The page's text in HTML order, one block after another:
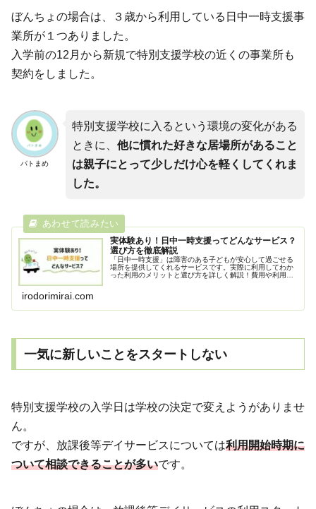
ぼんちょの場合は、３歳から利用している日中一時支援事
業所が１つありました。
入学前の12月から新規で特別支援学校の近くの事業所も
契約をしました。
パトまめ
特別支援学校に入るという環境の変化がある
ときに、 他に慣れた好きな居場所があること
は親子にとって少しだけ心を軽くしてくれま
した。
実体験あり！日中一時支援ってどんなサービス？
選び方を徹底解説
「日中一時支援」は障害のある子どもが安心して過ごせる
場所を提供してくれるサービスです。実際に利用してわか
った利用のメリットと選び方を詳しく解説！費用や利用日
irodorimirai.com
一気に新しいことをスタートしない
特別支援学校の入学日は学校の決定で変えようがありませ
ん。
ですが、放課後等デイサービスについては利用開始時期に
ついて相談できることが多いです。